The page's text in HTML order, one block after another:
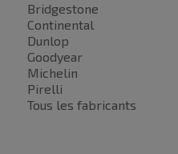
Bridgestone
Continental
Dunlop
Goodyear
Michelin
Pirelli
Tous les fabricants